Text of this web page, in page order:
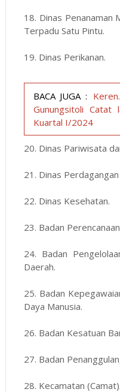
18. Dinas Penanaman
Terpadu Satu Pintu.
19. Dinas Perikanan.
BACA JUGA :
Gunungsitoli Catat
Kuartal I/2024
20. Dinas Pariwisata
21. Dinas
22. Dinas Kesehatan.
23. Badan
24. Badan
Daerah.
25. Badan
Daya Manusia.
26. Badan Kesatuan
27. Badan
28. Kecamatan (Camat).